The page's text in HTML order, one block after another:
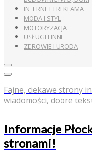
INTERNET I REKLAMA
MODA I STYL
MOTORYZACJA
USŁUGI I INNE
ZDROWIE I URODA
Fajne, ciekawe strony
wiadomości, dobre
Informacje
stronami!